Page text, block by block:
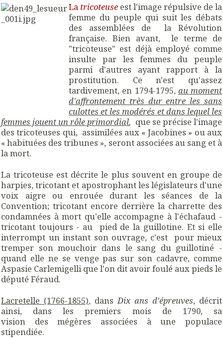
La tricoteuse est l'image répulsive de la
femme du peuple qui suit les débats
des assemblées de la Révolution
française. Bien avant, le terme de
"tricoteuse" est déjà employé comme
insulte par les femmes du peuple
parmi d'autres ayant rapport à la
prostitution. Ce n'est qu'assez
tardivement, en 1794-1795, au moment
d'affrontement très dur entre les sans
culottes et les modérés et dans lequel les
femmes jouent un rôle primordial, que se précise l'image
des tricoteuses qui, assimilées aux « Jacobines » ou aux
« habituées des tribunes », seront associées au sang et à
la mort.
La tricoteuse est décrite le plus souvent en groupe de
harpies, tricotant et apostrophant les législateurs d'une
voix aigre ou enrouée durant les séances de la
Convention; tricotant encore derrière la charrette des
condamnées à mort qu'elle accompagne à l'échafaud -
tricotant toujours - au pied de la guillotine. Et si elle
interrompt un instant son ouvrage, c'est pour mieux
tremper son mouchoir dans le sang du guillotiné -
quand elle ne se venge pas sur son cadavre, comme
Aspasie Carlemigelli que l'on dit avoir foulé aux pieds le
député Féraud.
Lacretelle (1766-1855), dansDix ans d'épreuves, décrit
ainsi, dans les premiers mois de 1790, sa
vision des mégères associées à une populace
stipendiée.